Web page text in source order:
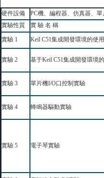
硬件設備 PC機、編程器、仿真器、
實驗性質
實 驗 名 稱
實驗1 Keil C51集成開發環境的使
實驗2 基于Keil C51集成開發環境
實驗3 單片機I/O口控制實驗
實驗4 蜂鳴器驅動實驗
實驗5 電子琴實驗